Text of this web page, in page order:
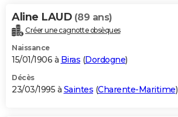
Aline LAUD (89 ans)
Créer une cagnotte obsèques
Naissance
15/01/1906 à Biras (Dordogne)
Décès
23/03/1995 à Saintes (Charente-Maritime)